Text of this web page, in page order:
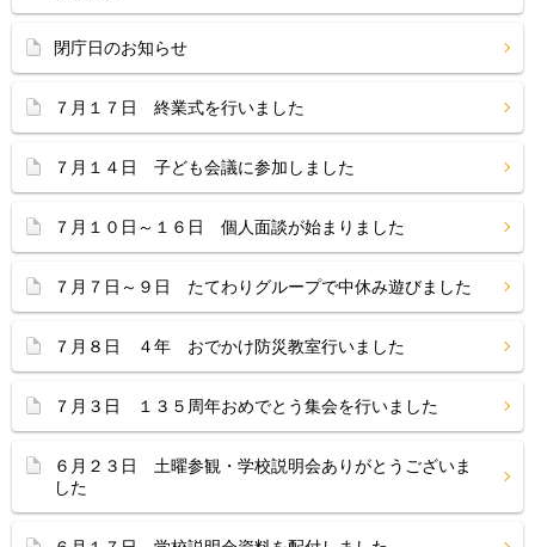
閉庁日のお知らせ
７月１７日 終業式を行いました
７月１４日 子ども会議に参加しました
７月１０日～１６日 個人面談が始まりました
７月７日～９日 たてわりグループで中休み遊びました
７月８日 ４年 おでかけ防災教室行いました
７月３日 １３５周年おめでとう集会を行いました
６月２３日 土曜参観・学校説明会ありがとうございま
した